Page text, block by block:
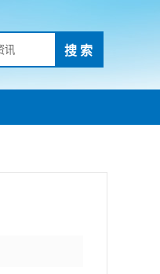
搜 索